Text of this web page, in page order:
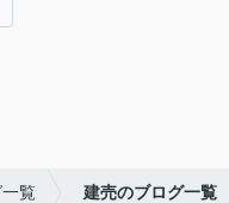
一覧 建売のブログ一覧